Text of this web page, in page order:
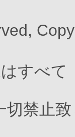
すべ
切禁止